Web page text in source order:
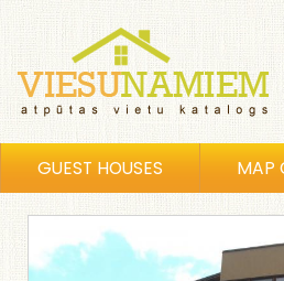
GUEST HOUSES MAP